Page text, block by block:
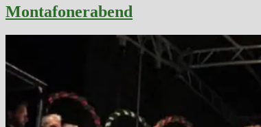
Montafonerabend